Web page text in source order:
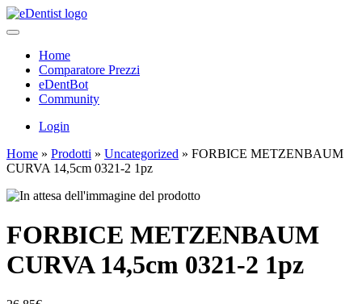
Home
Comparatore Prezzi
eDentBot
Community
Login
Home » Prodotti » Uncategorized » FORBICE METZENBAUM
CURVA 14,5cm 0321-2 1pz
FORBICE METZENBAUM
CURVA 14,5cm 0321-2 1pz